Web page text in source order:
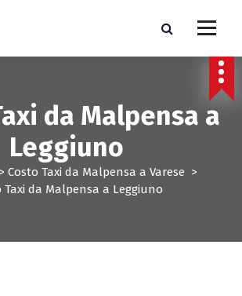
da Malpensa a
Leggiuno
Costo Taxi da Malpensa a Varese >
Taxi da Malpensa a Leggiuno